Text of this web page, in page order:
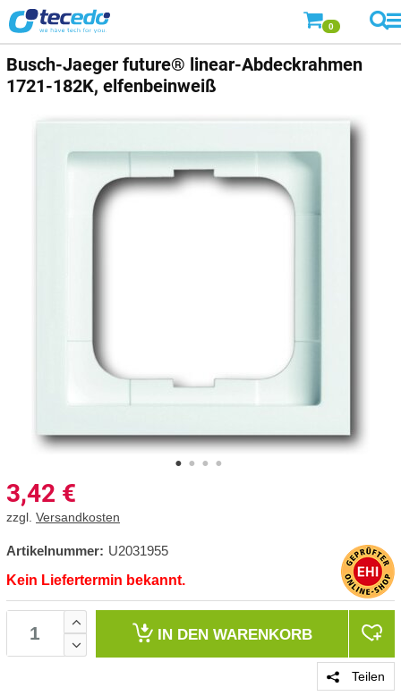
0
Busch-Jaeger future® linear-Abdeckrahmen
1721-182K, elfenbeinweiß
3,42 €
zzgl. Versandkosten
Artikelnummer: U2031955
Kein Liefertermin bekannt.
IN DEN WARENKORB
Teilen